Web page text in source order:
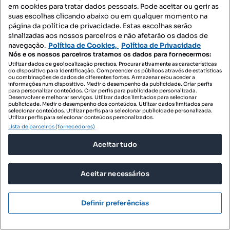
49 800 €
Urbanização Encosta do Mosteiro – Oliveira Santa
Oliveira (Santa Maria), Vila Nova de Famalicão, Braga
Preço por metro quadrado
299 m²
em cookies para tratar dados pessoais. Pode aceitar ou gerir as
suas escolhas clicando abaixo ou em qualquer momento na
página da política de privacidade. Estas escolhas serão
sinalizadas aos nossos parceiros e não afetarão os dados de
navegação. Política de Cookies, Política de Privacidade
Nós e os nossos parceiros tratamos os dados para fornecermos:
Utilizar dados de geolocalização precisos. Procurar ativamente as características
do dispositivo para identificação. Compreender os públicos através de estatísticas
ou combinações de dados de diferentes fontes. Armazenar e/ou aceder a
informações num dispositivo. Medir o desempenho da publicidade. Criar perfis
para personalizar conteúdos. Criar perfis para publicidade personalizada.
Desenvolver e melhorar serviços. Utilizar dados limitados para selecionar
publicidade. Medir o desempenho dos conteúdos. Utilizar dados limitados para
selecionar conteúdos. Utilizar perfis para selecionar publicidade personalizada.
Utilizar perfis para selecionar conteúdos personalizados.
Lista de parceiros (fornecedores)
Aceitar tudo
Aceitar necessários
Definir preferências